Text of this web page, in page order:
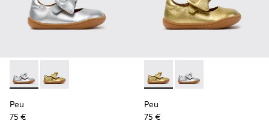
Peu - K800700-001 - Zapatos de piel grises para niños.
Peu - K800700-002 - Zapatos de piel amarillos para
Peu
75 €
Peu - K800700-002 -
Peu - K800700-001
Peu
75 €